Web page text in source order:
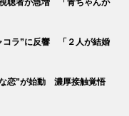
視聴者が急増 「青ちゃんが
コラ”に反響 「２人が結婚
な恋”が始動 濃厚接触覚悟